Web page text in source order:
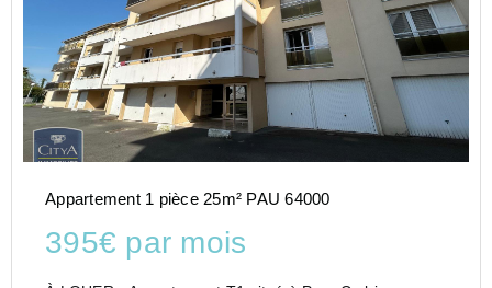
Appartement 1 pièce 25m² PAU 64000
395€ par mois